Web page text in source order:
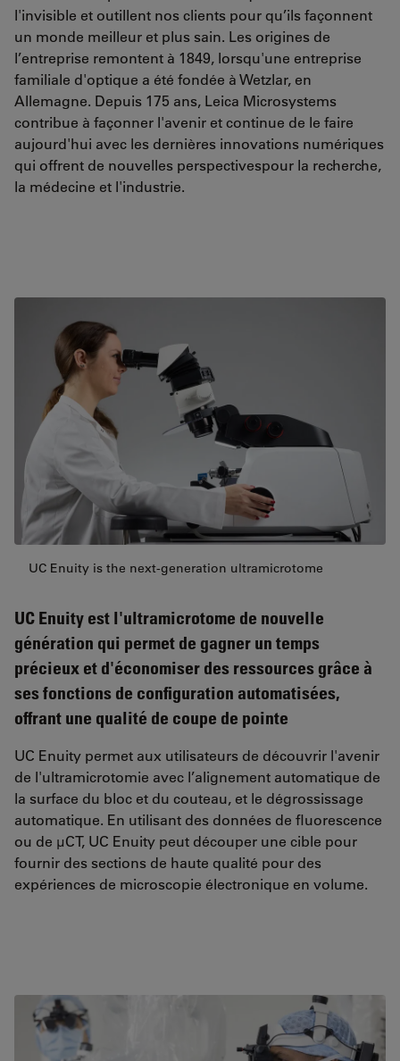
l'invisible et outillent nos clients pour qu’ils façonnent
un monde meilleur et plus sain. Les origines de
l’entreprise remontent à 1849, lorsqu'une entreprise
familiale d'optique a été fondée à Wetzlar, en
Allemagne. Depuis 175 ans, Leica Microsystems
contribue à façonner l'avenir et continue de le faire
aujourd'hui avec les dernières innovations numériques
qui offrent de nouvelles perspectivespour la recherche,
la médecine et l'industrie.
UC Enuity is the next-generation ultramicrotome
UC Enuity est l'ultramicrotome de nouvelle
génération qui permet de gagner un temps
précieux et d'économiser des ressources grâce à
ses fonctions de configuration automatisées,
offrant une qualité de coupe de pointe
UC Enuity permet aux utilisateurs de découvrir l'avenir
de l'ultramicrotomie avec l’alignement automatique de
la surface du bloc et du couteau, et le dégrossissage
automatique. En utilisant des données de fluorescence
ou de µCT, UC Enuity peut découper une cible pour
fournir des sections de haute qualité pour des
expériences de microscopie électronique en volume.